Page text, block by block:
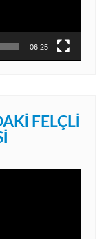
06:25
FELÇLI